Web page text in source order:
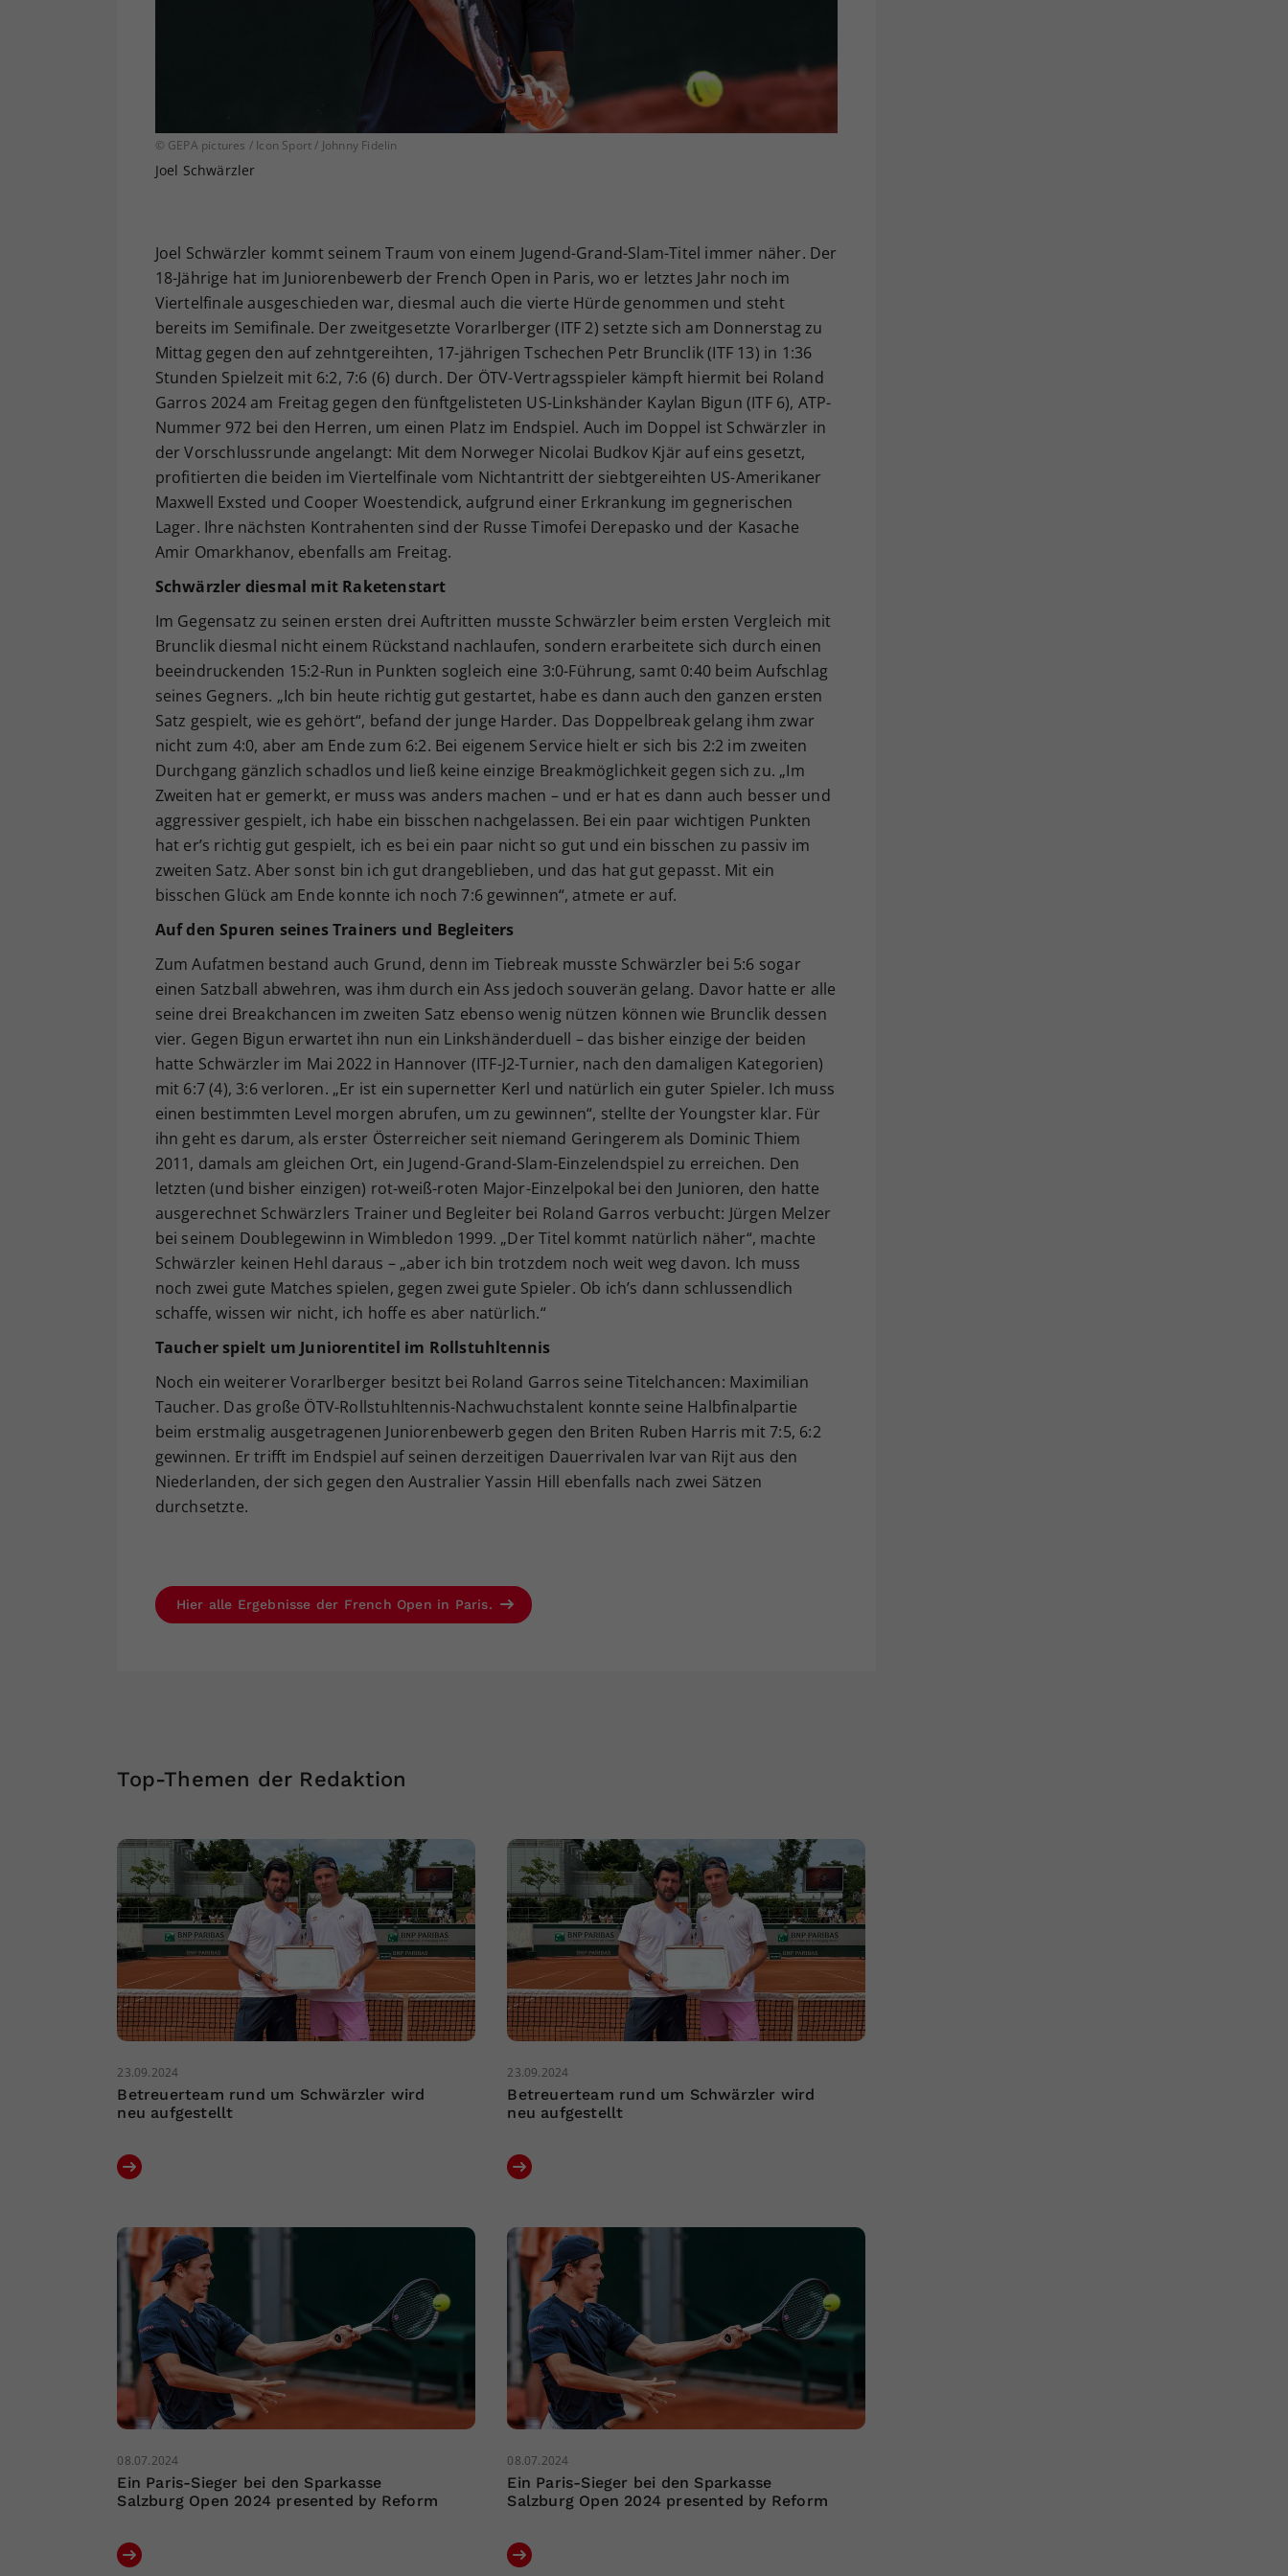
© GEPA pictures / Icon Sport / Johnny Fidelin
Joel Schwärzler
Joel Schwärzler kommt seinem Traum von einem Jugend-Grand-Slam-Titel immer näher. Der
18-Jährige hat im Juniorenbewerb der French Open in Paris, wo er letztes Jahr noch im
Viertelfinale ausgeschieden war, diesmal auch die vierte Hürde genommen und steht
bereits im Semifinale. Der zweitgesetzte Vorarlberger (ITF 2) setzte sich am Donnerstag zu
Mittag gegen den auf zehntgereihten, 17-jährigen Tschechen Petr Brunclik (ITF 13) in 1:36
Stunden Spielzeit mit 6:2, 7:6 (6) durch. Der ÖTV-Vertragsspieler kämpft hiermit bei Roland
Garros 2024 am Freitag gegen den fünftgelisteten US-Linkshänder Kaylan Bigun (ITF 6), ATP-
Nummer 972 bei den Herren, um einen Platz im Endspiel. Auch im Doppel ist Schwärzler in
der Vorschlussrunde angelangt: Mit dem Norweger Nicolai Budkov Kjär auf eins gesetzt,
profitierten die beiden im Viertelfinale vom Nichtantritt der siebtgereihten US-Amerikaner
Maxwell Exsted und Cooper Woestendick, aufgrund einer Erkrankung im gegnerischen
Lager. Ihre nächsten Kontrahenten sind der Russe Timofei Derepasko und der Kasache
Amir Omarkhanov, ebenfalls am Freitag.
Schwärzler diesmal mit Raketenstart
Im Gegensatz zu seinen ersten drei Auftritten musste Schwärzler beim ersten Vergleich mit
Brunclik diesmal nicht einem Rückstand nachlaufen, sondern erarbeitete sich durch einen
beeindruckenden 15:2-Run in Punkten sogleich eine 3:0-Führung, samt 0:40 beim Aufschlag
seines Gegners. „Ich bin heute richtig gut gestartet, habe es dann auch den ganzen ersten
Satz gespielt, wie es gehört“, befand der junge Harder. Das Doppelbreak gelang ihm zwar
nicht zum 4:0, aber am Ende zum 6:2. Bei eigenem Service hielt er sich bis 2:2 im zweiten
Durchgang gänzlich schadlos und ließ keine einzige Breakmöglichkeit gegen sich zu. „Im
Zweiten hat er gemerkt, er muss was anders machen – und er hat es dann auch besser und
aggressiver gespielt, ich habe ein bisschen nachgelassen. Bei ein paar wichtigen Punkten
hat er’s richtig gut gespielt, ich es bei ein paar nicht so gut und ein bisschen zu passiv im
zweiten Satz. Aber sonst bin ich gut drangeblieben, und das hat gut gepasst. Mit ein
bisschen Glück am Ende konnte ich noch 7:6 gewinnen“, atmete er auf.
Auf den Spuren seines Trainers und Begleiters
Zum Aufatmen bestand auch Grund, denn im Tiebreak musste Schwärzler bei 5:6 sogar
einen Satzball abwehren, was ihm durch ein Ass jedoch souverän gelang. Davor hatte er alle
seine drei Breakchancen im zweiten Satz ebenso wenig nützen können wie Brunclik dessen
vier. Gegen Bigun erwartet ihn nun ein Linkshänderduell – das bisher einzige der beiden
hatte Schwärzler im Mai 2022 in Hannover (ITF-J2-Turnier, nach den damaligen Kategorien)
mit 6:7 (4), 3:6 verloren. „Er ist ein supernetter Kerl und natürlich ein guter Spieler. Ich muss
einen bestimmten Level morgen abrufen, um zu gewinnen“, stellte der Youngster klar. Für
ihn geht es darum, als erster Österreicher seit niemand Geringerem als Dominic Thiem
2011, damals am gleichen Ort, ein Jugend-Grand-Slam-Einzelendspiel zu erreichen. Den
letzten (und bisher einzigen) rot-weiß-roten Major-Einzelpokal bei den Junioren, den hatte
ausgerechnet Schwärzlers Trainer und Begleiter bei Roland Garros verbucht: Jürgen Melzer
bei seinem Doublegewinn in Wimbledon 1999. „Der Titel kommt natürlich näher“, machte
Schwärzler keinen Hehl daraus – „aber ich bin trotzdem noch weit weg davon. Ich muss
noch zwei gute Matches spielen, gegen zwei gute Spieler. Ob ich’s dann schlussendlich
schaffe, wissen wir nicht, ich hoffe es aber natürlich.“
Taucher spielt um Juniorentitel im Rollstuhltennis
Noch ein weiterer Vorarlberger besitzt bei Roland Garros seine Titelchancen: Maximilian
Taucher. Das große ÖTV-Rollstuhltennis-Nachwuchstalent konnte seine Halbfinalpartie
beim erstmalig ausgetragenen Juniorenbewerb gegen den Briten Ruben Harris mit 7:5, 6:2
gewinnen. Er trifft im Endspiel auf seinen derzeitigen Dauerrivalen Ivar van Rijt aus den
Niederlanden, der sich gegen den Australier Yassin Hill ebenfalls nach zwei Sätzen
durchsetzte.
Hier alle Ergebnisse der French Open in Paris.
Top-Themen der Redaktion
23.09.2024
Betreuerteam rund um Schwärzler wird
neu aufgestellt
23.09.2024
Betreuerteam rund um Schwärzler wird
neu aufgestellt
08.07.2024
Ein Paris-Sieger bei den Sparkasse
Salzburg Open 2024 presented by Reform
08.07.2024
Ein Paris-Sieger bei den Sparkasse
Salzburg Open 2024 presented by Reform